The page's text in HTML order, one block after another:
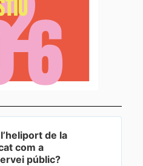
de la
com a
públic?